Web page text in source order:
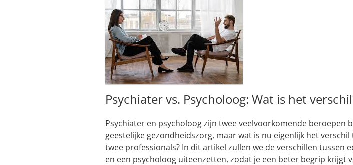
Psychiater vs. Psycholoog: Wat is het
Psychiater en psycholoog zijn twee veelvoorkomende beroepen
geestelijke gezondheidszorg, maar wat is nu eigenlijk het verschil
twee professionals? In dit artikel zullen we de verschillen tussen
en een psycholoog uiteenzetten, zodat je een beter begrip krijgt